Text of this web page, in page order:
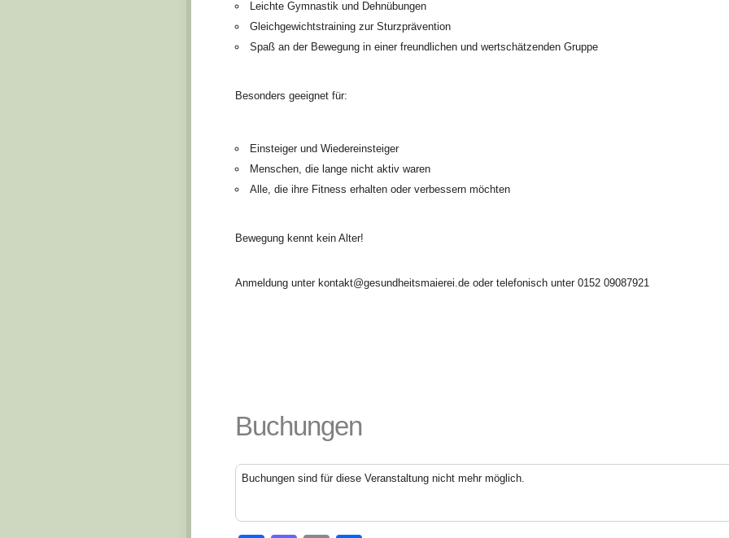
Leichte Gymnastik und Dehnübungen
Gleichgewichtstraining zur Sturzprävention
Spaß an der Bewegung in einer freundlichen und wertschätzenden Gruppe
Besonders geeignet für:
Einsteiger und Wiedereinsteiger
Menschen, die lange nicht aktiv waren
Alle, die ihre Fitness erhalten oder verbessern möchten
Bewegung kennt kein Alter!
Anmeldung unter kontakt@gesundheitsmaierei.de oder telefonisch unter 0152 09087921
Buchungen
Buchungen sind für diese Veranstaltung nicht mehr möglich.